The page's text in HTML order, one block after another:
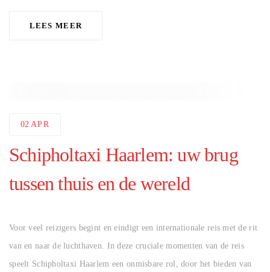
LEES MEER
02 APR
Schipholtaxi Haarlem: uw brug
tussen thuis en de wereld
Voor veel reizigers begint en eindigt een internationale reis met de rit
van en naar de luchthaven. In deze cruciale momenten van de reis
speelt Schipholtaxi Haarlem een onmisbare rol, door het bieden van